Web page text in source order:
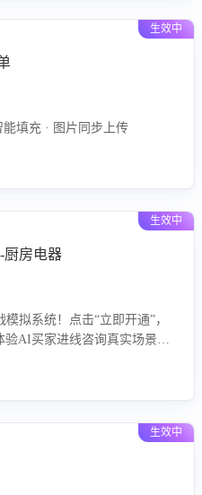
生效中
填充 · 图片同步上传
生效中
厨房电器
拟系统！点击“立即开通”，
AI买家进线咨询真实场景训
生效中